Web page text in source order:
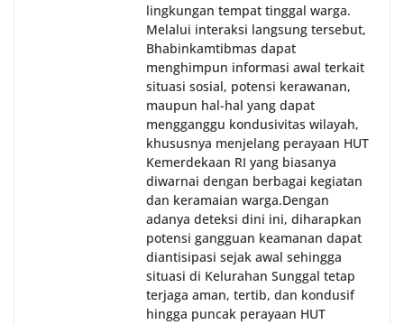
lingkungan tempat tinggal warga.
Melalui interaksi langsung tersebut,
Bhabinkamtibmas dapat
menghimpun informasi awal terkait
situasi sosial, potensi kerawanan,
maupun hal-hal yang dapat
mengganggu kondusivitas wilayah,
khususnya menjelang perayaan HUT
Kemerdekaan RI yang biasanya
diwarnai dengan berbagai kegiatan
dan keramaian warga.‎‎Dengan
adanya deteksi dini ini, diharapkan
potensi gangguan keamanan dapat
diantisipasi sejak awal sehingga
situasi di Kelurahan Sunggal tetap
terjaga aman, tertib, dan kondusif
hingga puncak perayaan HUT